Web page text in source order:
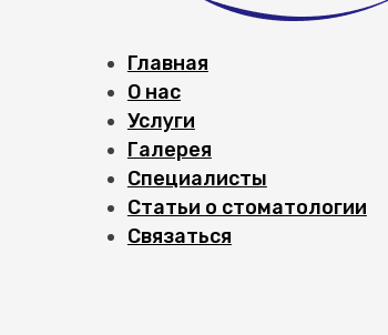
Главная
О нас
Услуги
Галерея
Специалисты
Статьи о стоматологии
Связаться